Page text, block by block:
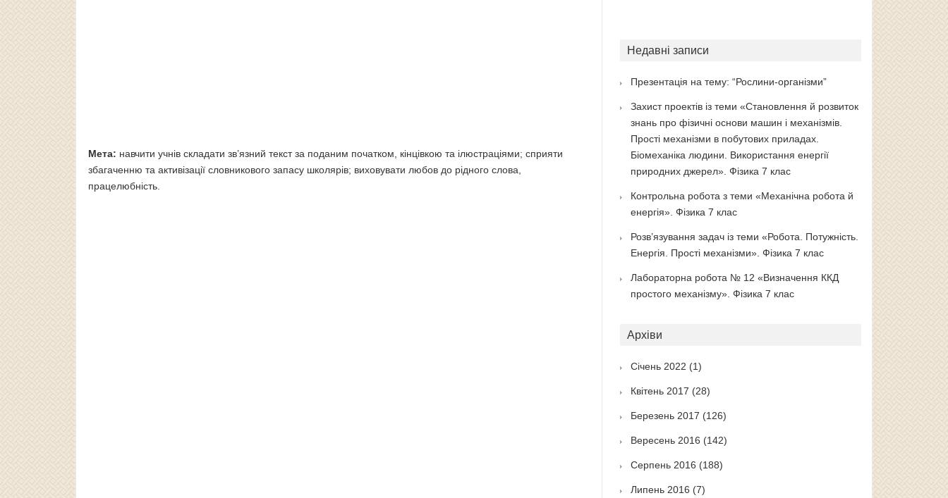
Мета: навчити учнів складати зв’язний текст за поданим початком, кінцівкою та ілюстраціями; сприяти
збагаченню та активізації словникового запасу школярів; виховувати любов до рідного слова,
працелюбність.
Недавні записи
Презентація на тему: “Рослини-організми”
Захист проектів із теми «Становлення й розвиток
знань про фізичні основи машин і механізмів.
Прості механізми в побутових приладах.
Біомеханіка людини. Використання енергії
природних джерел». Фізика 7 клас
Контрольна робота з теми «Механічна робота й
енергія». Фізика 7 клас
Розв’язування задач із теми «Робота. Потужність.
Енергія. Прості механізми». Фізика 7 клас
Лабораторна робота № 12 «Визначення ККД
простого механізму». Фізика 7 клас
Архіви
Січень 2022 (1)
Квітень 2017 (28)
Березень 2017 (126)
Вересень 2016 (142)
Серпень 2016 (188)
Липень 2016 (7)